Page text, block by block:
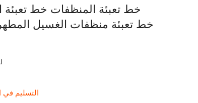
خط تعبئة المنظفات خط تعبئة
خط تعبئة منظفات الغسيل
التسليم في